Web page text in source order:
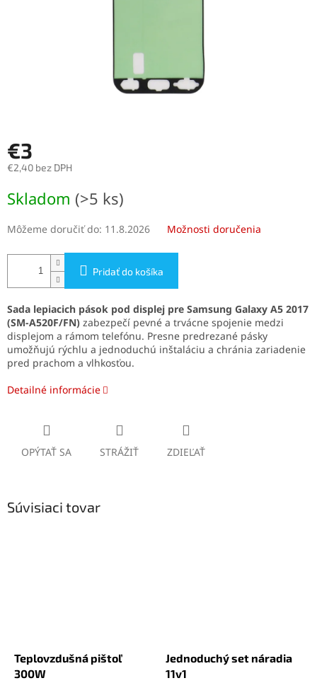
€3
€2,40 bez DPH
cena:
Skladom (>5 ks)
Môžeme doručiť do: 11.8.2026 Možnosti doručenia
Pridať do košíka
Sada lepiacich pások pod displej pre Samsung Galaxy A5 2017
(SM-A520F/FN) zabezpečí pevné a trvácne spojenie medzi
displejom a rámom telefónu. Presne predrezané pásky
umožňujú rýchlu a jednoduchú inštaláciu a chránia zariadenie
pred prachom a vlhkosťou.
Detailné informácie
OPÝTAŤ SA STRÁŽIŤ ZDIEĽAŤ
Súvisiaci tovar
Teplovzdušná pištoľ
300W
Jednoduchý set náradia
11v1